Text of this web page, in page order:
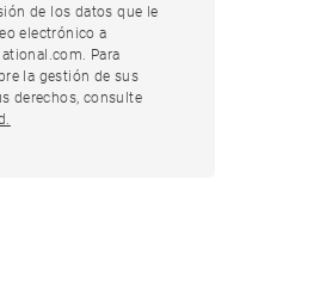
de los datos que le
electrónico a
Para
la gestión de sus
derechos, consulte